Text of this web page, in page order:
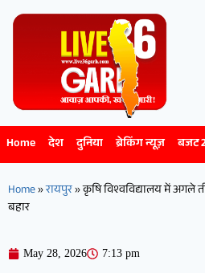
Home देश दुनिया ब्रेकिंग न्यूज़ बजट
Home»रायपुर»कृषि विश्वविद्यालय में अगले
बहार
May 28, 2026 7:13 pm